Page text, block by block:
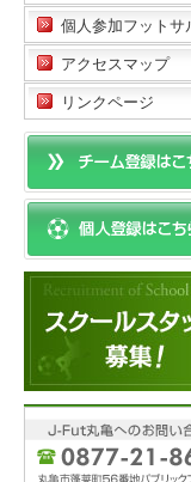
個人参加フットサ
アクセスマップ
リンクページ